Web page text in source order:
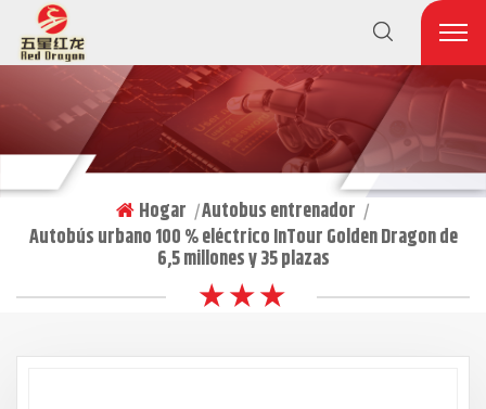
Hogar | Autobus entrenador |
Autobús urbano 100 % eléctrico InTour Golden Dragon de
6,5 millones y 35 plazas
★ ★ ★